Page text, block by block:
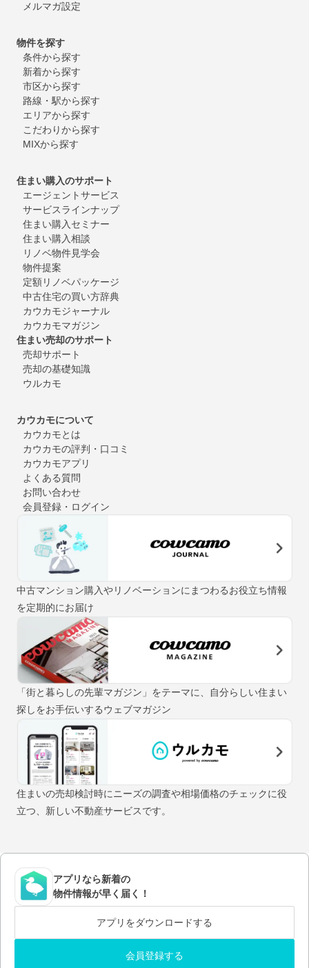
メルマガ設定
物件を探す
条件から探す
新着から探す
市区から探す
路線・駅から探す
エリアから探す
こだわりから探す
MIXから探す
住まい購入のサポート
エージェントサービス
サービスラインナップ
住まい購入セミナー
住まい購入相談
リノベ物件見学会
物件提案
定額リノベパッケージ
中古住宅の買い方辞典
カウカモジャーナル
カウカモマガジン
住まい売却のサポート
売却サポート
売却の基礎知識
ウルカモ
カウカモについて
カウカモとは
カウカモの評判・口コミ
カウカモアプリ
よくある質問
お問い合わせ
会員登録・ログイン
中古マンション購入やリノベーションにまつわるお役立ち情報
を定期的にお届け
「街と暮らしの先輩マガジン」をテーマに、自分らしい住まい
探しをお手伝いするウェブマガジン
住まいの売却検討時にニーズの調査や相場価格のチェックに役
立つ、新しい不動産サービスです。
アプリなら新着の
物件情報が早く届く！
アプリをダウンロードする
会員登録する